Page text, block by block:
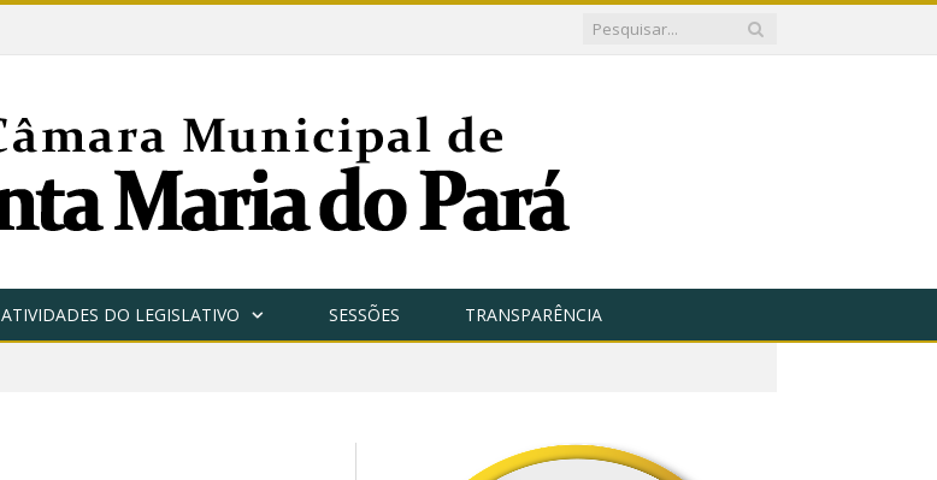
ATIVIDADES DO LEGISLATIVO SESSÕES TRANSPARÊNCIA